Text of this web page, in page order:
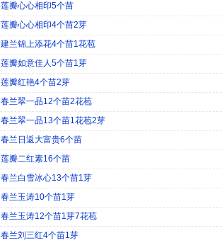
莲瓣心心相印5个苗
莲瓣心心相印4个苗2芽
建兰锦上添花4个苗1花苞
莲瓣如意佳人5个苗1芽
莲瓣红艳4个苗2芽
春兰翠一品12个苗2花苞
春兰翠一品13个苗1花苞2芽
春兰日返大富贵6个苗
莲瓣二红素16个苗
春兰白雪冰心13个苗1芽
春兰玉涛10个苗1芽
春兰玉涛12个苗1芽7花苞
春兰刘三红4个苗1芽